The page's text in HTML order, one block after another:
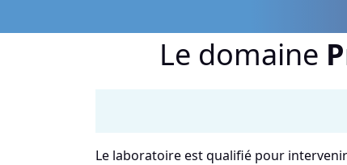
Le domaine
Le laboratoire est qualifié pour